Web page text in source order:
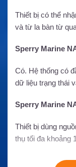
Thiết bị có thể
và từ la bàn từ
Sperry Marine
Có. Hệ thống có
dữ liệu trạng thái
Sperry Marine
Thiết bị dùng
thụ tối đa khoảng